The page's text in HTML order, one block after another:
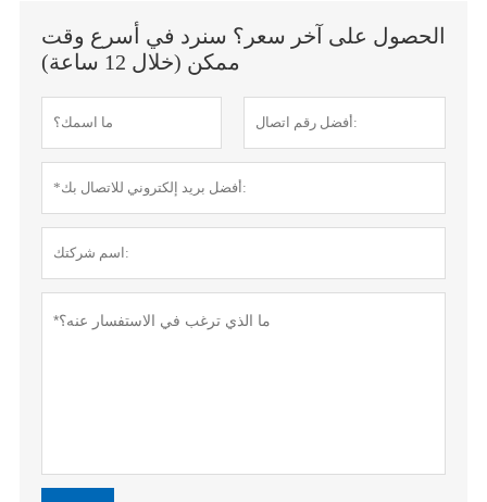
الحصول على آخر سعر؟ سنرد في أسرع وقت
ممكن (خلال 12 ساعة)